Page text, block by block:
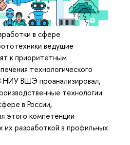
в сфере
ведущие
к приоритетным
технологического
ВШЭ проанализировал,
технологии
в России,
этого компетенции
их разработкой в профильных